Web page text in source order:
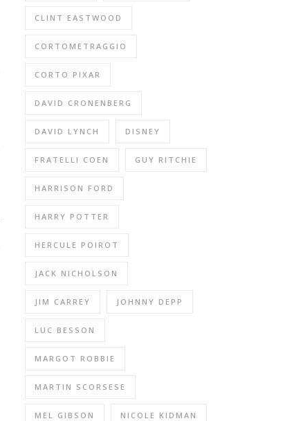
CLINT EASTWOOD
CORTOMETRAGGIO
CORTO PIXAR
DAVID CRONENBERG
DAVID LYNCH DISNEY
FRATELLI COEN GUY RITCHIE
HARRISON FORD
HARRY POTTER
HERCULE POIROT
JACK NICHOLSON
JIM CARREY JOHNNY DEPP
LUC BESSON
MARGOT ROBBIE
MARTIN SCORSESE
MEL GIBSON NICOLE KIDMAN